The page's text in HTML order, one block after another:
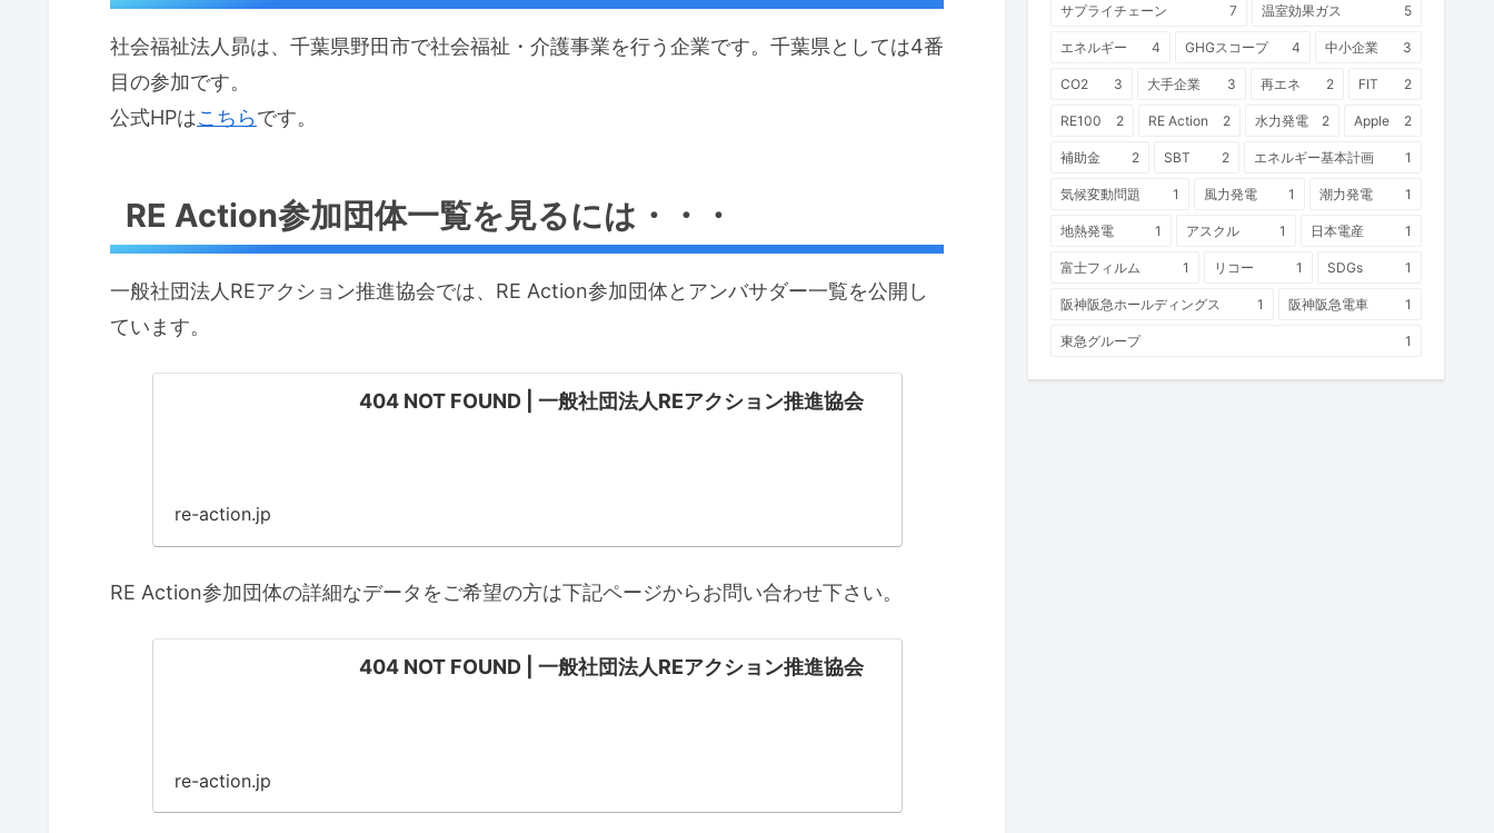
社会福祉法人昴は、千葉県野田市で社会福祉・介護事業を行う企業です。千葉県としては4番
目の参加です。
公式HPはこちらです。
RE Action参加団体一覧を見るには・・・
一般社団法人REアクション推進協会では、RE Action参加団体とアンバサダー一覧を公開し
ています。
404 NOT FOUND | 一般社団法人REアクション推進協会
re-action.jp
RE Action参加団体の詳細なデータをご希望の方は下記ページからお問い合わせ下さい。
404 NOT FOUND | 一般社団法人REアクション推進協会
re-action.jp
サプライチェーン 7 温室効果ガス 5
エネルギー 4 GHGスコープ 4 中小企業 3
CO2 3 大手企業 3 再エネ 2 FIT 2
RE100 2 RE Action 2 水力発電 2 Apple 2
補助金 2 SBT 2 エネルギー基本計画 1
気候変動問題 1 風力発電 1 潮力発電 1
地熱発電 1 アスクル 1 日本電産 1
富士フィルム 1 リコー 1 SDGs 1
阪神阪急ホールディングス 1 阪神阪急電車 1
東急グループ 1